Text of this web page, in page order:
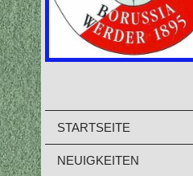
STARTSEITE
NEUIGKEITEN